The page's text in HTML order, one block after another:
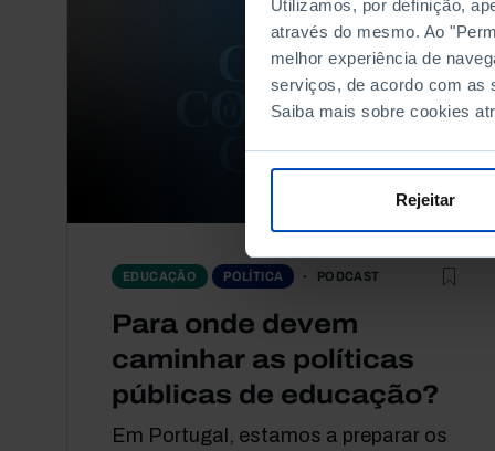
Utilizamos, por definição,
através do mesmo. Ao
melhor experiência de
serviços, de acordo com as
Saiba mais sobre cookies
Rejeitar
EDUCAÇÃO POLÍTICA PODCAST
Para onde devem
caminhar as políticas
públicas de educação?
Em Portugal, estamos a preparar os